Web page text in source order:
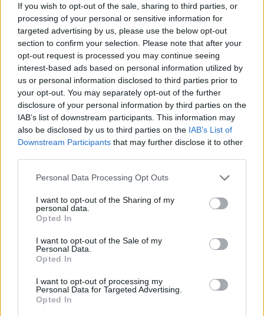
If you wish to opt-out of the sale, sharing to third parties, or
processing of your personal or sensitive information for
targeted advertising by us, please use the below opt-out
section to confirm your selection. Please note that after your
opt-out request is processed you may continue seeing
interest-based ads based on personal information utilized by
us or personal information disclosed to third parties prior to
your opt-out. You may separately opt-out of the further
disclosure of your personal information by third parties on the
IAB’s list of downstream participants. This information may
also be disclosed by us to third parties on the IAB’s List of
Downstream Participants that may further disclose it to other
Please note that this website/app uses one or more Google
not limited to your visit or usage behaviour. You may click to
grant or deny consent to Google and its third-party tags to
use your data for below specified purposes in below Google
consent section.
Personal Data Processing Opt Outs
I want to opt-out of the Sharing of my
personal data.
Opted In
I want to opt-out of the Sale of my
Personal Data.
Opted In
I want to opt-out of processing my
Personal Data for Targeted Advertising.
Opted In
Cómo crear postres foodporn con técnicas
profesionales
María Vázquez · 9 Ago 2026
POSTRES
Descubre los secretos de los postres tradicionales
más irresistibles